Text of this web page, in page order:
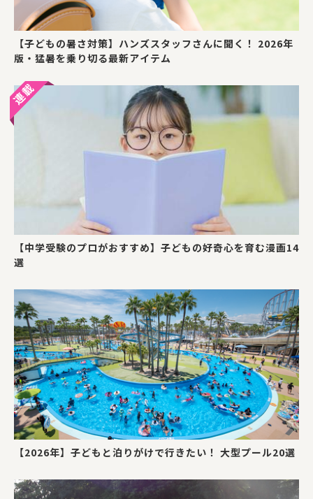
【子どもの暑さ対策】ハンズスタッフさんに聞く！ 2026年
版・猛暑を乗り切る最新アイテム
【中学受験のプロがおすすめ】子どもの好奇心を育む漫画14
選
【2026年】子どもと泊りがけで行きたい！ 大型プール20選